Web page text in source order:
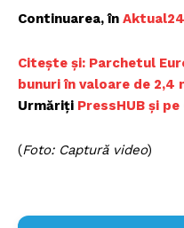
Continuarea, în A
Citește și: Parchetul
bunuri în valoare de 2,4
Urmăriți PressHUB și
(Foto: Captură video)